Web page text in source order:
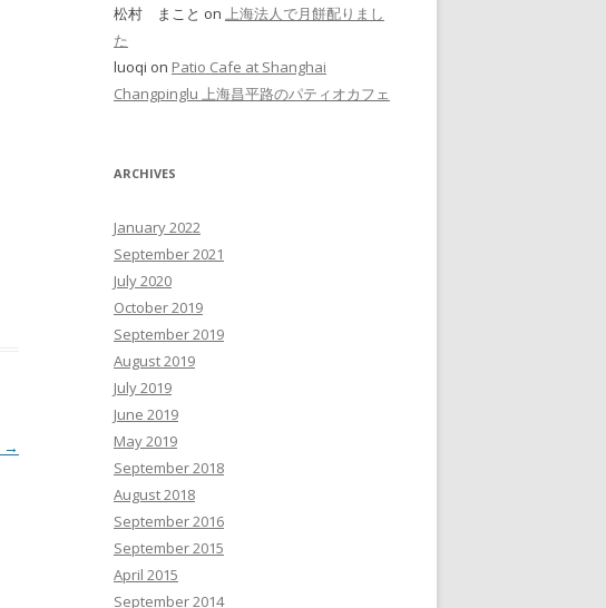
→
松村 まこと on 上海法人で月餅配りまし
た
luoqi on Patio Cafe at Shanghai
Changpinglu 上海昌平路のパティオカフェ
ARCHIVES
January 2022
September 2021
July 2020
October 2019
September 2019
August 2019
July 2019
June 2019
May 2019
September 2018
August 2018
September 2016
September 2015
April 2015
September 2014